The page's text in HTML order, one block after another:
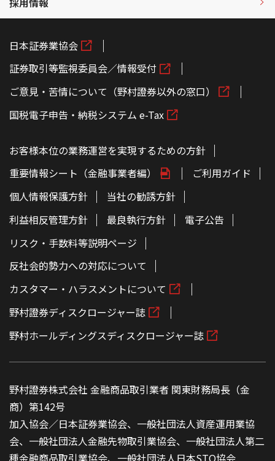
日本証券業協会
証券取引等監視委員会／情報受付
ご意見・苦情について（野村證券以外の窓口）
国税電子申告・納税システム e-Tax
お客様本位の業務運営を実現するための方針
重要情報シート（金融事業者編）
ご利用ガイド
個人情報保護方針
当社の勧誘方針
利益相反管理方針
最良執行方針
電子公告
リスク・手数料等説明ページ
反社会的勢力への対応について
カスタマー・ハラスメントについて
野村證券ディスクロージャー誌
野村ホールディングスディスクロージャー誌
野村證券株式会社 金融商品取引業者 関東財務局長（金
商）第142号
加入協会／日本証券業協会、一般社団法人資産運用業協
会、一般社団法人金融先物取引業協会、一般社団法人第二